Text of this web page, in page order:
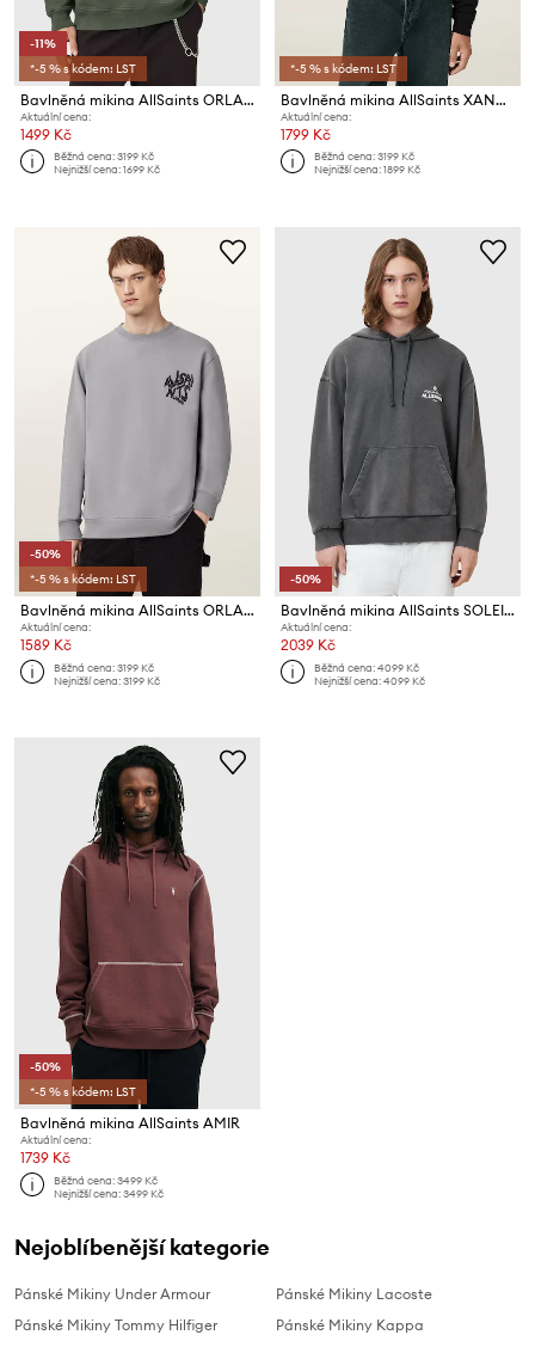
-11%
*-5 % s kódem: LST
Bavlněná mikina AllSaints ORLANDO
Aktuální cena:
1499 Kč
Běžná cena:3199 Kč
Nejnižší cena:1699 Kč
*-5 % s kódem: LST
Bavlněná mikina AllSaints XANDER
Aktuální cena:
1799 Kč
Běžná cena:3199 Kč
Nejnižší cena:1899 Kč
-50%
*-5 % s kódem: LST
Bavlněná mikina AllSaints ORLANDO
Aktuální cena:
1589 Kč
Běžná cena:3199 Kč
Nejnižší cena:3199 Kč
-50%
Bavlněná mikina AllSaints SOLEIL
Aktuální cena:
2039 Kč
Běžná cena:4099 Kč
Nejnižší cena:4099 Kč
-50%
*-5 % s kódem: LST
Bavlněná mikina AllSaints AMIR
Aktuální cena:
1739 Kč
Běžná cena:3499 Kč
Nejnižší cena:3499 Kč
Nejoblíbenější kategorie
Pánské Mikiny Under Armour
Pánské Mikiny Tommy Hilfiger
Pánské Mikiny Lacoste
Pánské Mikiny Kappa